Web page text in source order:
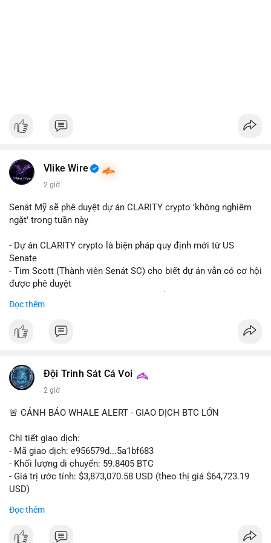
Vlike Wire
2 giờ
Senát Mỹ sẽ phê duyệt dự án CLARITY crypto 'không nghiêm
ngặt' trong tuần này
- Dự án CLARITY crypto là biện pháp quy định mới từ US
Senate
- Tim Scott (Thành viên Senát SC) cho biết dự án vẫn có cơ hội
được phê duyệt
trình
#vlikevn #titanbot
Đọc thêm
Đội Trinh Sát Cá Voi
2 giờ
🚨 CẢNH BÁO WHALE ALERT - GIAO DỊCH BTC LỚN
Chi tiết giao dịch:
- Mã giao dịch: e956579d...5a1bf683
- Khối lượng di chuyển: 59.8405 BTC
- Giá trị ước tính: $3,873,070.58 USD (theo thị giá $64,723.19
USD)
kích hoạt di chuyển trong mempool. Với quy mô này, khả năng
Đọc thêm